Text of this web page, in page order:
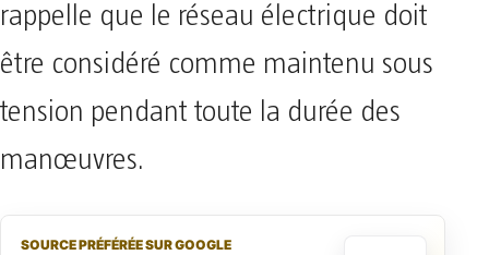
rappelle que le réseau électrique doit
être considéré comme maintenu sous
tension pendant toute la durée des
manœuvres.
SOURCE PRÉFÉRÉE SUR GOOGLE